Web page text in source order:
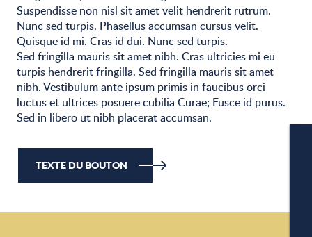
Suspendisse non nisl sit amet velit hendrerit rutrum.
Nunc sed turpis. Phasellus accumsan cursus velit.
Quisque id mi. Cras id dui. Nunc sed turpis.
Sed fringilla mauris sit amet nibh. Cras ultricies mi eu
turpis hendrerit fringilla. Sed fringilla mauris sit amet
nibh. Vestibulum ante ipsum primis in faucibus orci
luctus et ultrices posuere cubilia Curae; Fusce id purus.
Sed in libero ut nibh placerat accumsan.
TEXTE DU BOUTON